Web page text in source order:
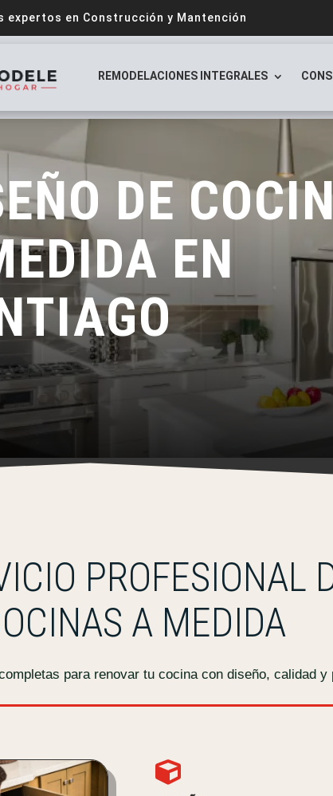
expertos en Construcción y Mantención
REMODELACIONES INTEGRALES
DE
EN
PROFESIONAL
A MEDIDA
para renovar tu cocina con diseño, calidad y
